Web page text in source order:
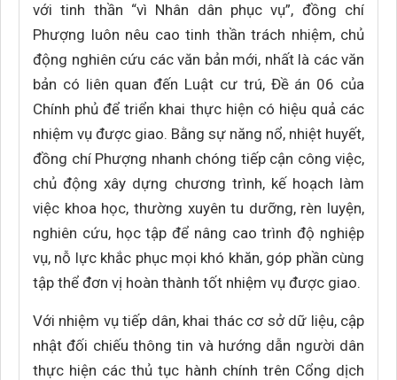
với tinh thần “vì Nhân dân phục vụ”, đồng chí
Phượng luôn nêu cao tinh thần trách nhiệm, chủ
động nghiên cứu các văn bản mới, nhất là các văn
bản có liên quan đến Luật cư trú, Đề án 06 của
Chính phủ để triển khai thực hiện có hiệu quả các
nhiệm vụ được giao. Bằng sự năng nổ, nhiệt huyết,
đồng chí Phượng nhanh chóng tiếp cận công việc,
chủ động xây dựng chương trình, kế hoạch làm
việc khoa học, thường xuyên tu dưỡng, rèn luyện,
nghiên cứu, học tập để nâng cao trình độ nghiệp
vụ, nỗ lực khắc phục mọi khó khăn, góp phần cùng
tập thể đơn vị hoàn thành tốt nhiệm vụ được giao.
Với nhiệm vụ tiếp dân, khai thác cơ sở dữ liệu, cập
nhật đối chiếu thông tin và hướng dẫn người dân
thực hiện các thủ tục hành chính trên Cổng dịch